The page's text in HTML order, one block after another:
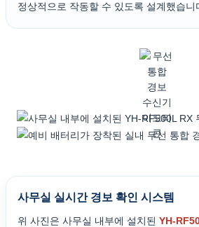
정상적으로 작동할 수 있도록 설계했습니
사무실 실시간 경보 확인 시스템
위 사진은 사무실 내부에 설치된 YH-